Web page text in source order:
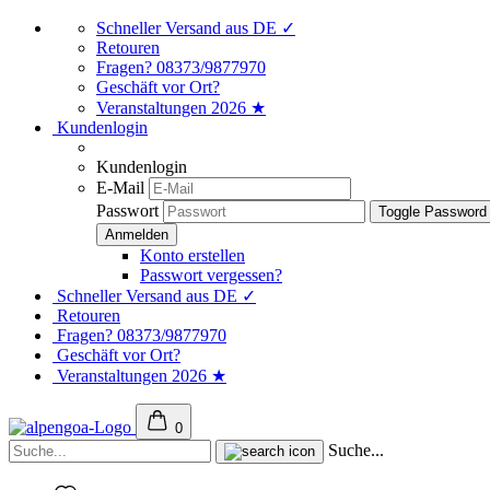
Schneller Versand aus DE ✓
Retouren
Fragen? 08373/9877970
Geschäft vor Ort?
Veranstaltungen 2026 ★
Kundenlogin
Kundenlogin
E-Mail
Passwort
Toggle
Konto erstellen
Passwort vergessen?
Schneller Versand aus DE ✓
Retouren
Fragen? 08373/9877970
Geschäft vor Ort?
Veranstaltungen 2026 ★
0
Suche...